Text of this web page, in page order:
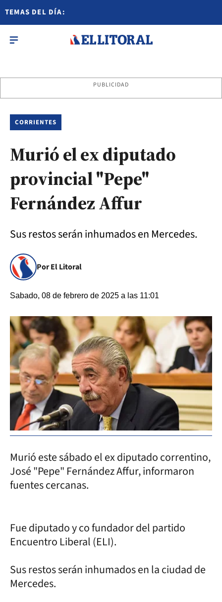
TEMAS DEL DÍA:
PUBLICIDAD
CORRIENTES
Murió el ex diputado
provincial "Pepe"
Fernández Affur
Sus restos serán inhumados en Mercedes.
Por El Litoral
Sabado, 08 de febrero de 2025 a las 11:01
Murió este sábado el ex diputado correntino,
José "Pepe" Fernández Affur, informaron
fuentes cercanas.
Fue diputado y co fundador del partido
Encuentro Liberal (ELI).
Sus restos serán inhumados en la ciudad de
Mercedes.